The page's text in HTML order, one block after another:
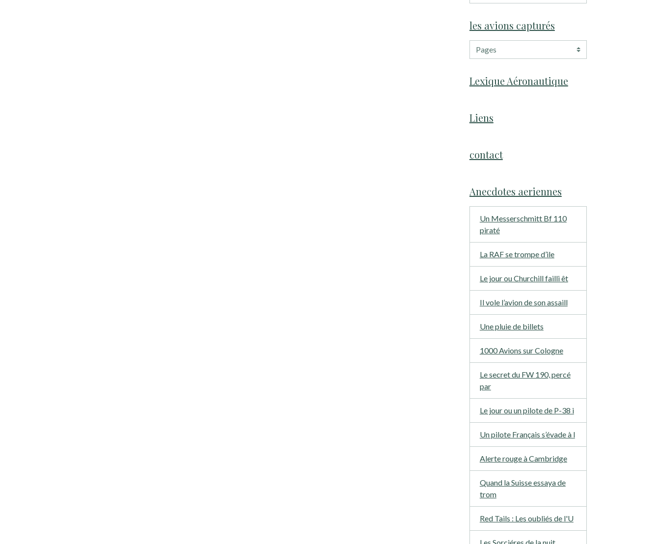
les avions capturés
Lexique Aéronautique
Liens
contact
Anecdotes aeriennes
Un Messerschmitt Bf 110
piraté
La RAF se trompe d’ile
Le jour ou Churchill failli êt
Il vole l’avion de son assaill
Une pluie de billets
1000 Avions sur Cologne
Le secret du FW 190, percé
par
Le jour ou un pilote de P-38 i
Un pilote Français s’évade à l
Alerte rouge à Cambridge
Quand la Suisse essaya de
trom
Red Tails : Les oubliés de l'U